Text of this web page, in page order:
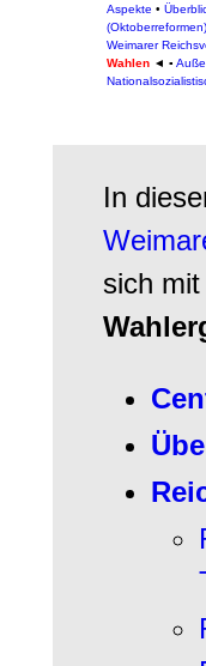
Aspekte •
(Oktoberreformen)
Weimarer
Wahlen ◄ ▪
In
sich